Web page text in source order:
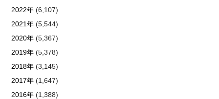
2022年(6,107)
2021年(5,544)
2020年(5,367)
2019年(5,378)
2018年(3,145)
2017年(1,647)
2016年(1,388)